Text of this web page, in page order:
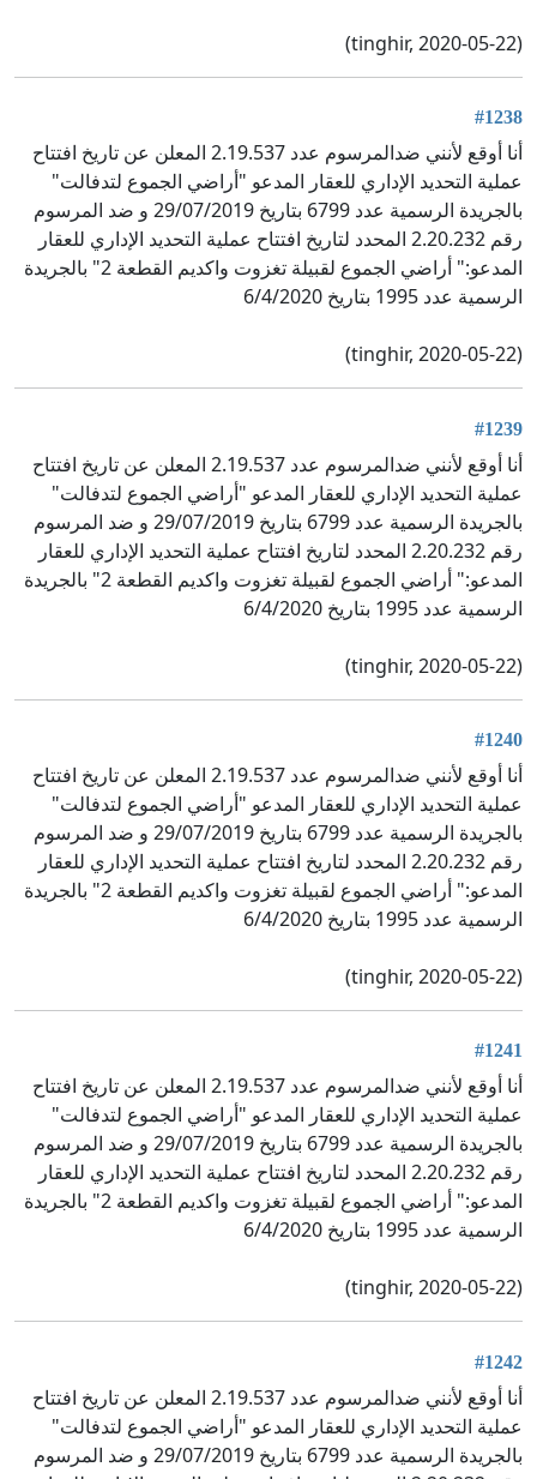
(tinghir, 2020-05-22)
#1238
أنا أوقع لأنني ضدالمرسوم عدد 2.19.537 المعلن عن تاريخ افتتاح
عملية التحديد الإداري للعقار المدعو "أراضي الجموع لتدفالت"
بالجريدة الرسمية عدد 6799 بتاريخ 29/07/2019 و ضد المرسوم
رقم 2.20.232 المحدد لتاريخ افتتاح عملية التحديد الإداري للعقار
المدعو:" أراضي الجموع لقبيلة تغزوت واكديم القطعة 2" بالجريدة
الرسمية عدد 1995 بتاريخ 6/4/2020
(tinghir, 2020-05-22)
#1239
أنا أوقع لأنني ضدالمرسوم عدد 2.19.537 المعلن عن تاريخ افتتاح
عملية التحديد الإداري للعقار المدعو "أراضي الجموع لتدفالت"
بالجريدة الرسمية عدد 6799 بتاريخ 29/07/2019 و ضد المرسوم
رقم 2.20.232 المحدد لتاريخ افتتاح عملية التحديد الإداري للعقار
المدعو:" أراضي الجموع لقبيلة تغزوت واكديم القطعة 2" بالجريدة
الرسمية عدد 1995 بتاريخ 6/4/2020
(tinghir, 2020-05-22)
#1240
أنا أوقع لأنني ضدالمرسوم عدد 2.19.537 المعلن عن تاريخ افتتاح
عملية التحديد الإداري للعقار المدعو "أراضي الجموع لتدفالت"
بالجريدة الرسمية عدد 6799 بتاريخ 29/07/2019 و ضد المرسوم
رقم 2.20.232 المحدد لتاريخ افتتاح عملية التحديد الإداري للعقار
المدعو:" أراضي الجموع لقبيلة تغزوت واكديم القطعة 2" بالجريدة
الرسمية عدد 1995 بتاريخ 6/4/2020
(tinghir, 2020-05-22)
#1241
أنا أوقع لأنني ضدالمرسوم عدد 2.19.537 المعلن عن تاريخ افتتاح
عملية التحديد الإداري للعقار المدعو "أراضي الجموع لتدفالت"
بالجريدة الرسمية عدد 6799 بتاريخ 29/07/2019 و ضد المرسوم
رقم 2.20.232 المحدد لتاريخ افتتاح عملية التحديد الإداري للعقار
المدعو:" أراضي الجموع لقبيلة تغزوت واكديم القطعة 2" بالجريدة
الرسمية عدد 1995 بتاريخ 6/4/2020
(tinghir, 2020-05-22)
#1242
أنا أوقع لأنني ضدالمرسوم عدد 2.19.537 المعلن عن تاريخ افتتاح
عملية التحديد الإداري للعقار المدعو "أراضي الجموع لتدفالت"
بالجريدة الرسمية عدد 6799 بتاريخ 29/07/2019 و ضد المرسوم